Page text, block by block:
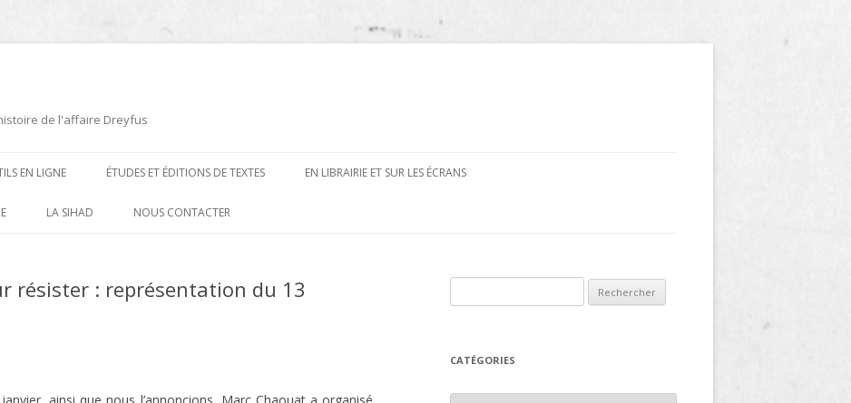
de l'affaire Dreyfus
EN LIGNE
CARTES POSTALES ET
ÉTUDES ET ÉDITIONS DE TEXTES
ÉDITIONS DE TEXTES
EN LIBRAIRIE ET SUR LES ÉCRANS
2017
LA SIHAD NOUS CONTACTER
résister : représentation du 13
CATÉGORIES
Catégories